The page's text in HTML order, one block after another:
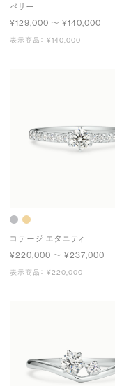
ベリー
¥129,000 〜 ¥140,000
表示商品： ¥140,000
コテージ エタニティ
¥220,000 〜 ¥237,000
表示商品： ¥220,000